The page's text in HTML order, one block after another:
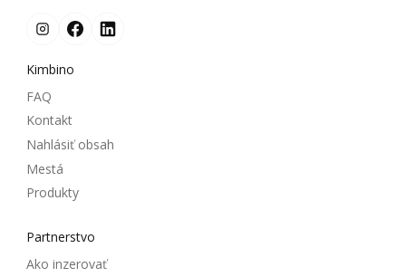
Kimbino
FAQ
Kontakt
Nahlásiť obsah
Mestá
Produkty
Partnerstvo
Ako inzerovať